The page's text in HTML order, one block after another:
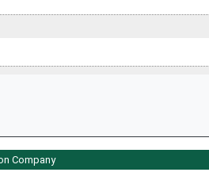
Company